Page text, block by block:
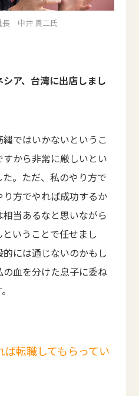
長 中井 貫二氏
シア、台湾に出店しまし
ではいかないというこ
から非常に厳しいとい
。ただ、私のやり方で
方でやれば成功するか
当あるなと思いながら
いうことで任せまし
には通じないのかもし
血を分けた息子に委ね
転職してもらってい